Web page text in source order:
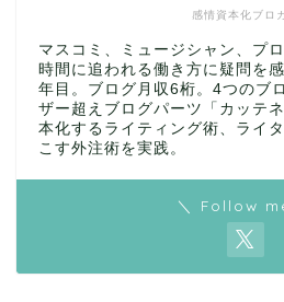
感情資本化ブロ
マスコミ、ミュージシャン、プ
時間に追われる働き方に疑問を
年目。ブログ月収6桁。4つのブ
ザー超えブログパーツ「カッテ
本化するライティング術、ライ
こす外注術を実践。
＼ Follow